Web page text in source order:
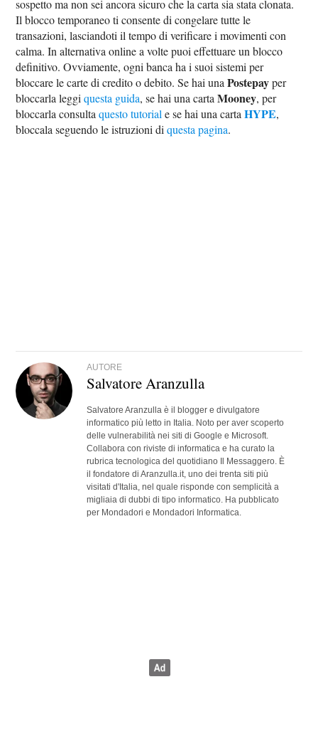
sospetto ma non sei ancora sicuro che la carta sia stata clonata.
Il blocco temporaneo ti consente di congelare tutte le
transazioni, lasciandoti il tempo di verificare i movimenti con
calma. In alternativa online a volte puoi effettuare un blocco
definitivo. Ovviamente, ogni banca ha i suoi sistemi per
bloccare le carte di credito o debito. Se hai unaPostepayper
bloccarla leggiquesta guida, se hai una cartaMooney, per
bloccarla consultaquesto tutorial e se hai una cartaHYPE,
bloccala seguendo le istruzioni diquesta pagina.
AUTORE
Salvatore Aranzulla
Salvatore Aranzulla è il blogger e divulgatore
informatico più letto in Italia. Noto per aver scoperto
delle vulnerabilità nei siti di Google e Microsoft.
Collabora con riviste di informatica e ha curato la
rubrica tecnologica del quotidiano Il Messaggero. È
il fondatore di Aranzulla.it, uno dei trenta siti più
visitati d'Italia, nel quale risponde con semplicità a
migliaia di dubbi di tipo informatico. Ha pubblicato
per Mondadori e Mondadori Informatica.